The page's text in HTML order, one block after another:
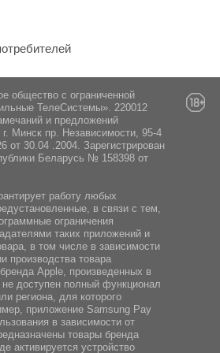
/ Чехол / Адаптер
/ Galileo
сельсовет, дом
общество с ограниченной
ТелеСистемы». 220012
и предложений
Минск пр. Независимости, 95-4
30.04 .2004. Зарегистрирован
Беларусь № 158398 от
работу любых
в связи с тем,
ограничения
таких приложений и
в том числе в зависимости
производства товара
Apple, произведенных в
не доступен полный функционал
региона, для которого
приложение Samsung Pay
в зависимости от
товары бренда
активируется устройство